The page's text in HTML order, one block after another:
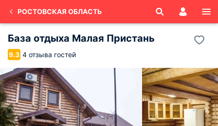
РОСТОВСКАЯ ОБЛАСТЬ
База отдыха Малая Пристань
9.3 4 отзыва гостей